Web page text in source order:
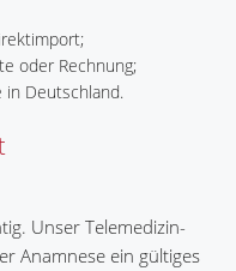
oder Rechnung;
in Deutschland.
Unser Telemedizin-
Anamnese ein gültiges